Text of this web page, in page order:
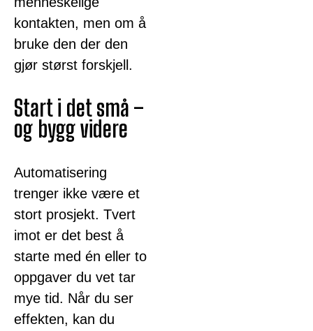
kontakten, men om å
bruke den der den
gjør størst forskjell.
Start i det små –
og bygg videre
Automatisering
trenger ikke være et
stort prosjekt. Tvert
imot er det best å
starte med én eller to
oppgaver du vet tar
mye tid. Når du ser
effekten, kan du